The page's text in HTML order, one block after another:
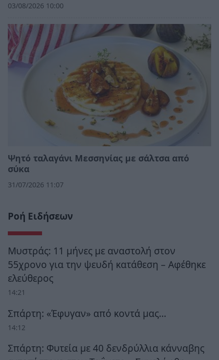
03/08/2026 10:00
Ψητό ταλαγάνι Μεσσηνίας με σάλτσα από
σύκα
31/07/2026 11:07
Ροή Ειδήσεων
Μυστράς: 11 μήνες με αναστολή στον
55χρονο για την ψευδή κατάθεση – Αφέθηκε
ελεύθερος
14:21
Σπάρτη: «Έφυγαν» από κοντά μας…
14:12
Σπάρτη: Φυτεία με 40 δενδρύλλια κάνναβης